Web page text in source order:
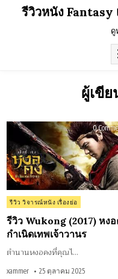
รีวิวหนัง
ดู
ผู้เขีย
0
Posted
in
รีวิว วิจารณ์หนัง เรื่องย่อ
รีวิว Wukong (2017) หง
กำเนิดเทพเจ้าวานร
ตำนานหงอคงที่คุณไ…
xammer 25 ตุลาคม 2025